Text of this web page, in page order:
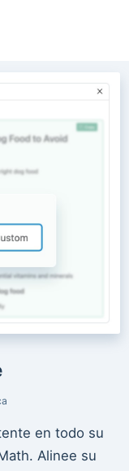
en todo su
Alinee su